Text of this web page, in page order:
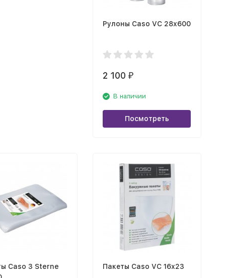
Рулоны Caso VC 28х600
2 100₽
В наличии
Посмотреть
Caso 3 Sterne
Пакеты Caso VC 16х23